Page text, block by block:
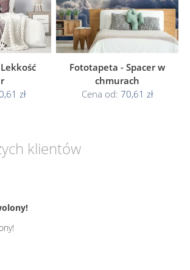
zł
Fototapeta - Spacer w
chmurach
Cena od: 70,61 zł
klientów